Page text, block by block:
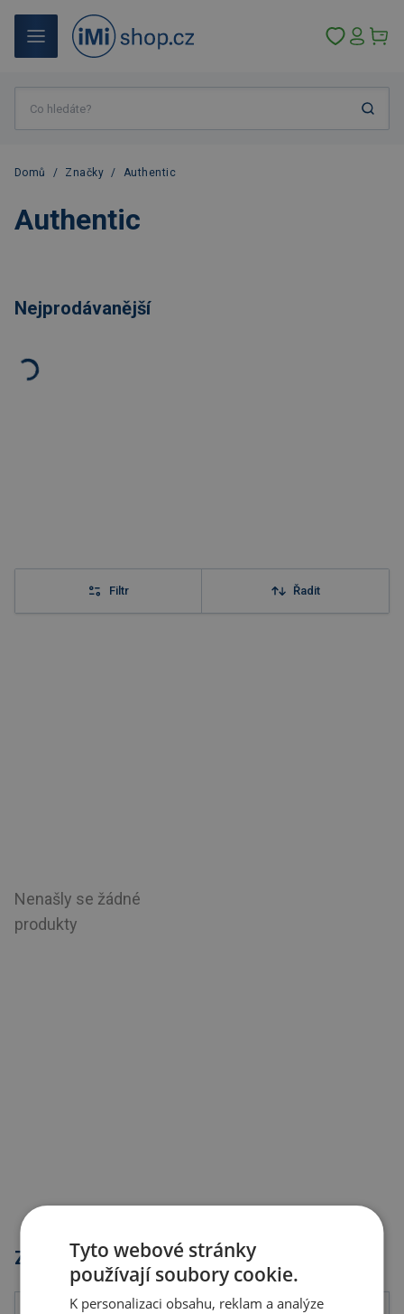
Domů / Značky / Authentic
Authentic
Nejprodávanější
Filtr Řadit
Nenašly se žádné
produkty
ZnačkyTyto webové stránky
používají soubory cookie.
K personalizaci obsahu, reklam a analýze